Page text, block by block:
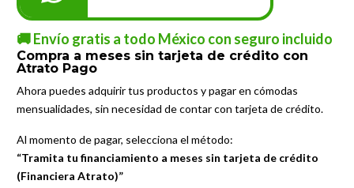
🚚 Envío gratis a todo México con seguro incluido
Compra a meses sin tarjeta de crédito con
Atrato Pago
Ahora puedes adquirir tus productos y pagar en cómodas
mensualidades, sin necesidad de contar con tarjeta de crédito.
Al momento de pagar, selecciona el método:
“Tramita tu financiamiento a meses sin tarjeta de crédito
(Financiera Atrato)”